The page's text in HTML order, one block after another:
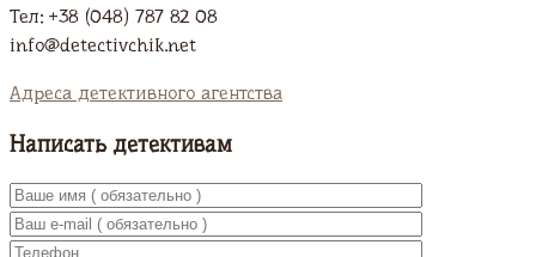
Тел: +38 (048) 787 82 08
info@detectivchik.net
Адреса детективного агентства
Написать детективам